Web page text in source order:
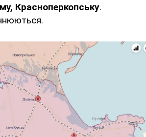
Красноперкопську.